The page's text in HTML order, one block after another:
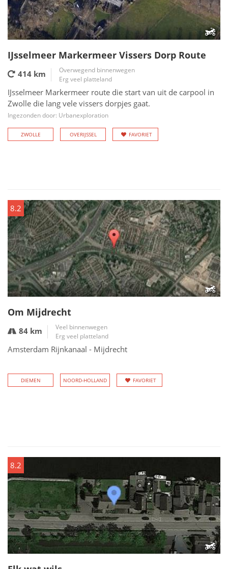
IJsselmeer Markermeer Vissers Dorp Route
414 km
Overwegend binnenwegen
Erg veel platteland
IJsselmeer Markermeer route die start van uit de carpool in
Zwolle die lang vele vissers dorpjes gaat.
Ingezonden door: Urbanexploration
ZWOLLE OVERIJSSEL FAVORIET
8.2
Om Mijdrecht
84 km
Veel binnenwegen
Erg veel platteland
Amsterdam Rijnkanaal - Mijdrecht
DIEMEN NOORD-HOLLAND FAVORIET
8.2